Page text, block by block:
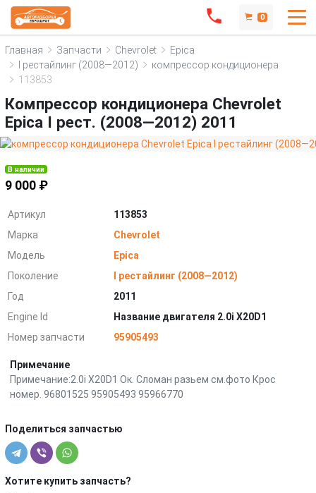
0
Главная Запчасти Chevrolet
Epica
I рестайлинг (2008—2012)
компрессор кондиционера
113853
Компрессор кондиционера Chevrolet
Epica I рест. (2008—2012) 2011
В наличии
9 000 ₽
Артикул
113853
Марка
Chevrolet
Модель
Epica
Поколение
I рестайлинг (2008—2012)
Год
2011
Engine Id
Название двигателя 2.0i X20D1
Номер запчасти
95905493
Примечание
Примечание:2.0i X20D1 Ок. Сломан разьем см.фото Крос
номер. 96801525 95905493 95966770
Поделиться запчастью
Хотите купить запчасть?